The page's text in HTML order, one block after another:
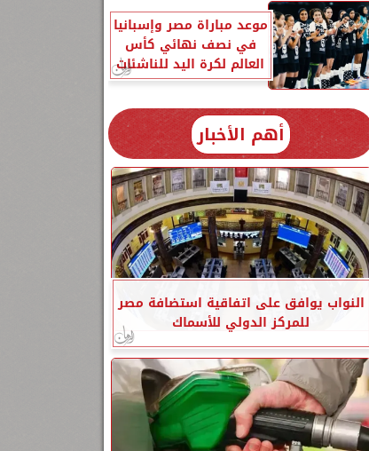
موعد مباراة مصر وإسبانيا
في نصف نهائي كأس
العالم لكرة اليد للناشئات
أهم الأخبار
النواب يوافق على اتفاقية استضافة مصر
للمركز الدولي للأسماك